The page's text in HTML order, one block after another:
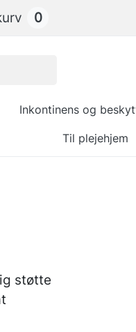
0
Inkontinens og
Til plejehjem
støtte